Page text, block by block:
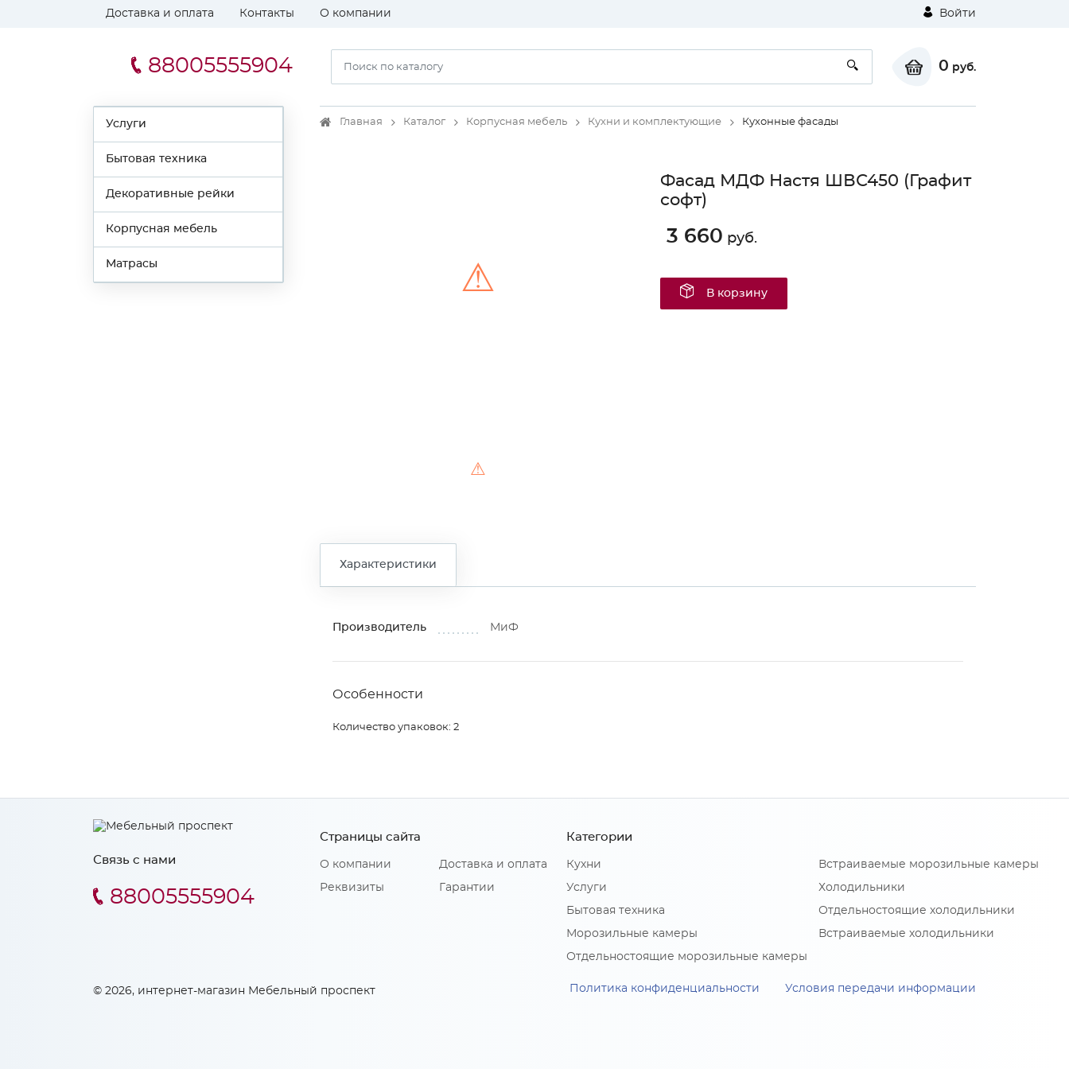
Доставка и оплата Контакты О компании Войти
88005555904 0 руб.
Услуги
Бытовая техника
Декоративные рейки
Корпусная мебель
Матрасы
Главная Каталог Корпусная мебель Кухни и комплектующие Кухонные фасады
⚠
⚠
Фасад МДФ Настя ШВС450 (Графит
софт)
3 660 руб.
В корзину
Характеристики
Производитель МиФ
Особенности
Количество упаковок: 2
Связь с нами
88005555904
Страницы сайта
О компании
Реквизиты
Доставка и оплата
Гарантии
Категории
Кухни
Услуги
Бытовая техника
Морозильные камеры
Отдельностоящие морозильные камеры
Встраиваемые морозильные камеры
Холодильники
Отдельностоящие холодильники
Встраиваемые холодильники
© 2026, интернет-магазин Мебельный проспект Политика конфиденциальности Условия передачи информации